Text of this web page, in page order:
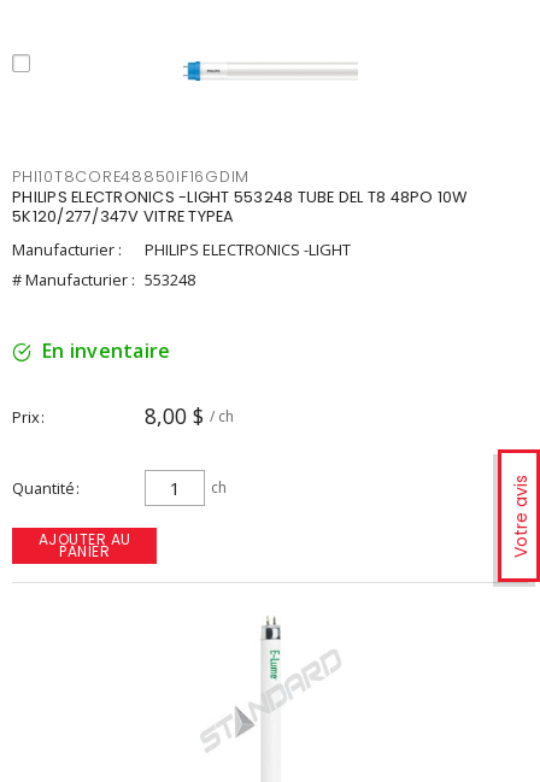
Votre avis
PHI10T8CORE48850IF16GDIM
PHILIPS ELECTRONICS -LIGHT 553248 TUBE DEL T8 48PO 10W
5K120/277/347V VITRE TYPEA
Manufacturier :
PHILIPS ELECTRONICS -LIGHT
# Manufacturier : 553248
En inventaire
Prix 8,00 $ / ch
Quantité ch
AJOUTER AU
PANIER